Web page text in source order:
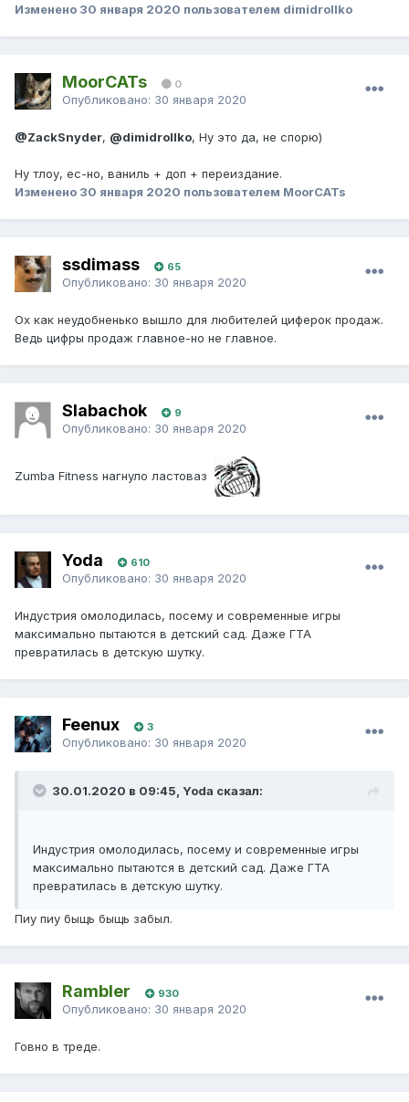
Изменено 30 января 2020 пользователем dimidrollko
MoorCATs 0
Опубликовано: 30 января 2020
@ZackSnyder, @dimidrollko, Ну это да, не спорю)
Ну тлоу, ес-но, ваниль + доп + переиздание.
Изменено 30 января 2020 пользователем MoorCATs
ssdimass 65
Опубликовано: 30 января 2020
Ох как неудобненько вышло для любителей циферок продаж.
Ведь цифры продаж главное-но не главное.
Slabachok 9
Опубликовано: 30 января 2020
Zumba Fitness нагнуло ластоваз
Yoda 610
Опубликовано: 30 января 2020
Индустрия омолодилась, посему и современные игры
максимально пытаются в детский сад. Даже ГТА
превратилась в детскую шутку.
Feenux 3
Опубликовано: 30 января 2020
30.01.2020 в 09:45, Yoda сказал:
Индустрия омолодилась, посему и современные игры
максимально пытаются в детский сад. Даже ГТА
превратилась в детскую шутку.
Пиу пиу быщь быщь забыл.
Rambler 930
Опубликовано: 30 января 2020
Говно в треде.